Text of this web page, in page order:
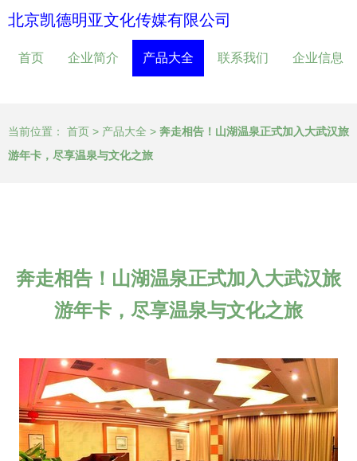
北京凯德明亚文化传媒有限公司
首页 企业简介 产品大全 联系我们 企业信息
当前位置： 首页 > 产品大全 > 奔走相告！山湖温泉正式加入大武汉旅
游年卡，尽享温泉与文化之旅
奔走相告！山湖温泉正式加入大武汉旅
游年卡，尽享温泉与文化之旅